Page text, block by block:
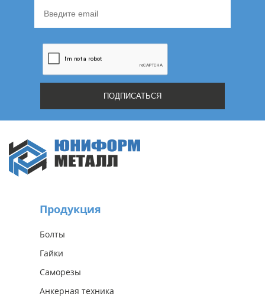
Продукция
Болты
Гайки
Саморезы
Анкерная техника